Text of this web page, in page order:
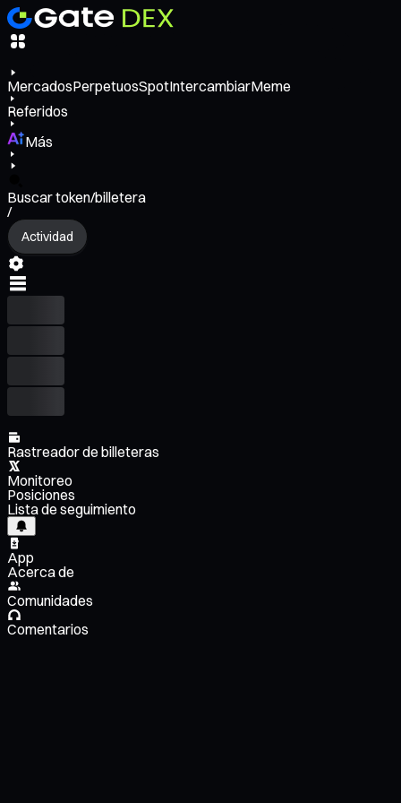
MercadosPerpetuosSpotIntercambiarMeme
Referidos
Más
Buscar token/billetera
/
Actividad
Rastreador de billeteras
Monitoreo
Posiciones
Lista de seguimiento
App
Acerca de
Comunidades
Comentarios